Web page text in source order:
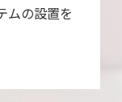
ムの設置を